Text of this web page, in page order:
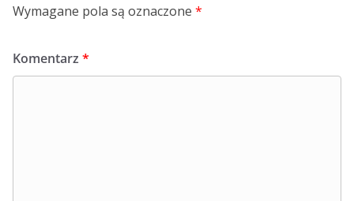
Wymagane pola są oznaczone *
Komentarz *